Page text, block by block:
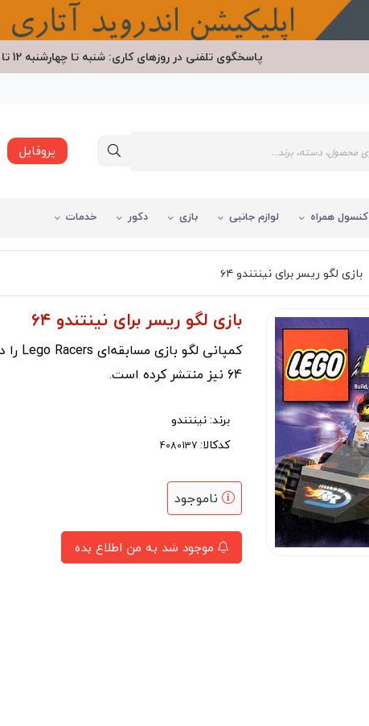
پاسخگوی تلفنی در روزهای کاری: شنبه تا چهارشنبه 12 تا 17 - پنج شنبه 11 تا 14
پروفایل
کنسول همراه لوازم جانبی بازی دکور خدمات
بازی لگو ریسر برای نینتندو ۶۴
بازی لگو ریسر برای نینتندو ۶۴
64 نیز منتشر کرده است.
برند:نینتندو
کدکالا:
ناموجود
موجود شد به من اطلاع بده